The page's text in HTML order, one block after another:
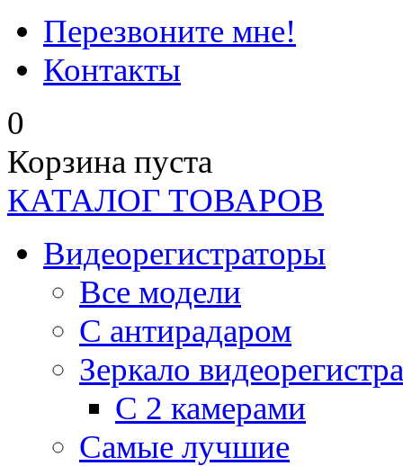
Перезвоните мне!
Контакты
0
Корзина пуста
КАТАЛОГ ТОВАРОВ
Видеорегистраторы
Все модели
C антирадаром
Зеркало
С 2 камерами
Самые лучшие